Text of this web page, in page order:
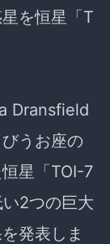
を恒星「T
Dransfield
うお座の
星「TOI-7
2つの巨大
発表しま